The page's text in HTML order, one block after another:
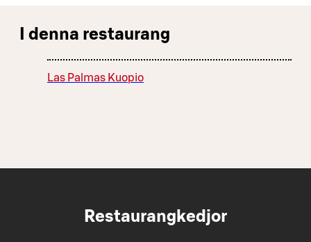
I denna restaurang
Las Palmas Kuopio
Restaurangkedjor